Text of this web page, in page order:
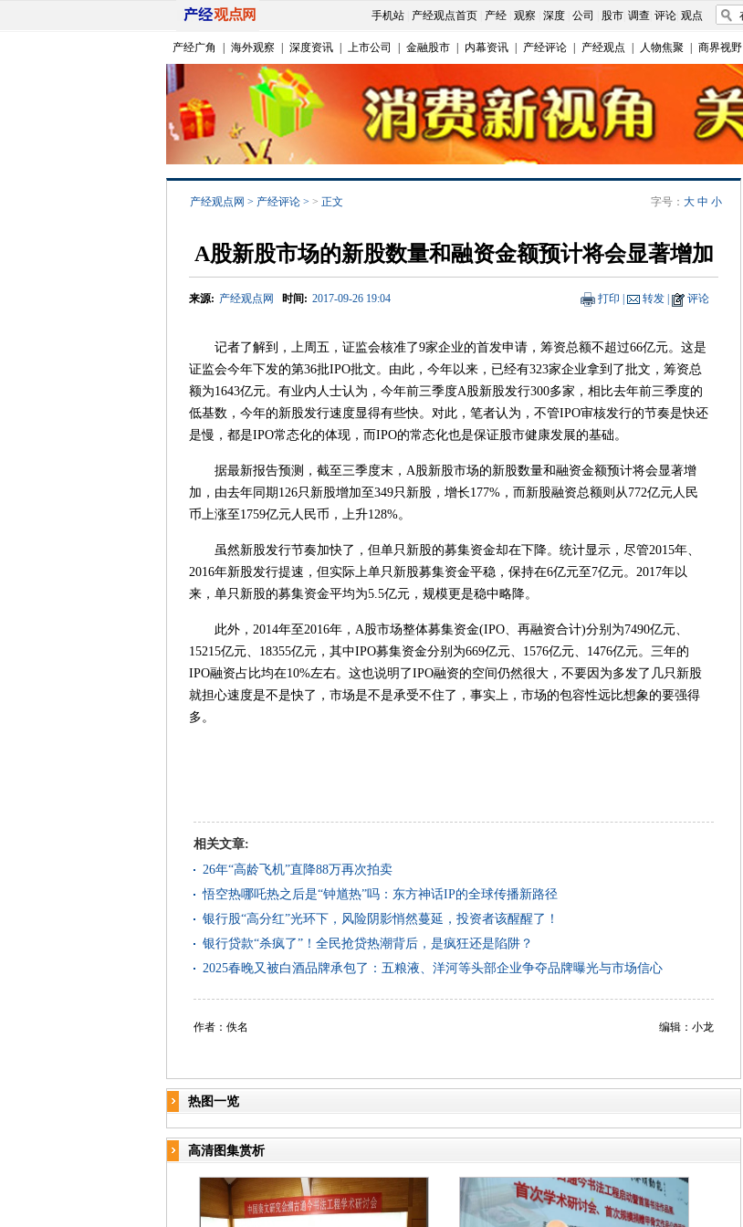
手机站| 产经观点首页| 产经| 观察 深度| 公司 股市| 调查 评论| 观点
产经广角 海外观察 深度资讯 上市公司 金融股市 内幕资讯 产经评论 产经观点 人物焦聚 商界视野
产经观点网 > 产经评论 > > 正文 字号： 大 中 小
A股新股市场的新股数量和融资金额预计将会显著增加
来源: 产经观点网 时间: 2017-09-26 19:04 打印 转发 评论
记者了解到，上周五，证监会核准了9家企业的首发申请，筹资总额不超过66亿元。这是
证监会今年下发的第36批IPO批文。由此，今年以来，已经有323家企业拿到了批文，筹资总
额为1643亿元。有业内人士认为，今年前三季度A股新股发行300多家，相比去年前三季度的
低基数，今年的新股发行速度显得有些快。对此，笔者认为，不管IPO审核发行的节奏是快还
是慢，都是IPO常态化的体现，而IPO的常态化也是保证股市健康发展的基础。
据最新报告预测，截至三季度末，A股新股市场的新股数量和融资金额预计将会显著增
加，由去年同期126只新股增加至349只新股，增长177%，而新股融资总额则从772亿元人民
币上涨至1759亿元人民币，上升128%。
虽然新股发行节奏加快了，但单只新股的募集资金却在下降。统计显示，尽管2015年、
2016年新股发行提速，但实际上单只新股募集资金平稳，保持在6亿元至7亿元。2017年以
来，单只新股的募集资金平均为5.5亿元，规模更是稳中略降。
此外，2014年至2016年，A股市场整体募集资金(IPO、再融资合计)分别为7490亿元、
15215亿元、18355亿元，其中IPO募集资金分别为669亿元、1576亿元、1476亿元。三年的
IPO融资占比均在10%左右。这也说明了IPO融资的空间仍然很大，不要因为多发了几只新股
就担心速度是不是快了，市场是不是承受不住了，事实上，市场的包容性远比想象的要强得
多。
相关文章:
26年“高龄飞机”直降88万再次拍卖
悟空热哪吒热之后是“钟馗热”吗：东方神话IP的全球传播新路径
银行股“高分红”光环下，风险阴影悄然蔓延，投资者该醒醒了！
银行贷款“杀疯了”！全民抢贷热潮背后，是疯狂还是陷阱？
2025春晚又被白酒品牌承包了：五粮液、洋河等头部企业争夺品牌曝光与市场信心
作者：佚名 编辑：小龙
热图一览
高清图集赏析